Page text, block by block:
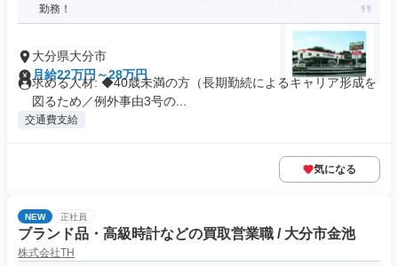
勤務！
大分県大分市
月給22万円～28万円
求める人材: ◆40歳未満の方（長期勤続によるキャリア形成を
図るため／例外事由3号の...
交通費支給
気になる
NEW 正社員
ブランド品・高級時計などの買取営業職 / 大分市金池
株式会社TH